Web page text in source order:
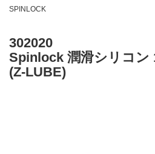
SPINLOCK
302020
Spinlock 潤滑シリコン
(Z-LUBE)